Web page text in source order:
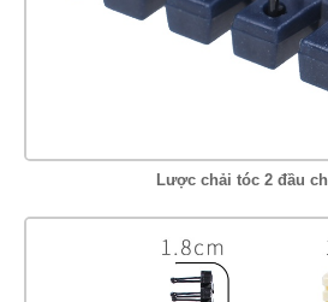
Lược chải tóc 2 đầu